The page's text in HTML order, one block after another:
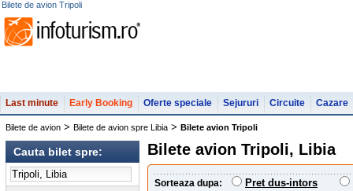
Bilete de avion Tripoli
Last minute Early Booking Oferte speciale Sejururi Circuite Cazare
Bilete de avion > Bilete de avion spre Libia > Bilete avion Tripoli
Cauta bilet spre: Bilete avion Tripoli, Libia
Sorteaza dupa: Pret dus-intors